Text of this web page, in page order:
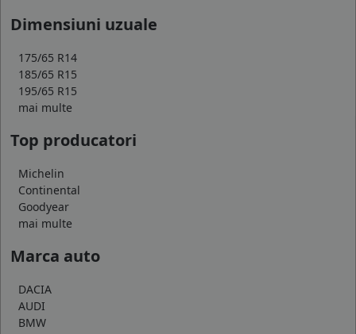
Dimensiuni uzuale
175/65 R14
185/65 R15
195/65 R15
mai multe
Top producatori
Michelin
Continental
Goodyear
mai multe
Marca auto
DACIA
AUDI
BMW